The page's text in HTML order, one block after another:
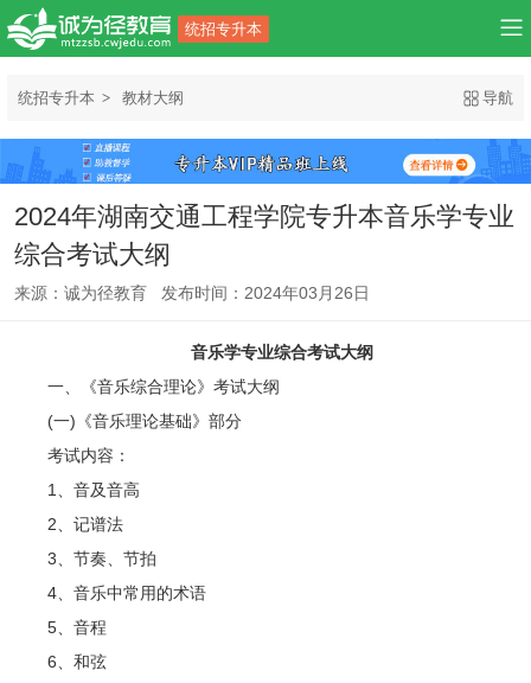
统招专升本
统招专升本 教材大纲 导航
2024年湖南交通工程学院专升本音乐学专业
综合考试大纲
来源：诚为径教育 发布时间：2024年03月26日
音乐学专业综合考试大纲
一、《音乐综合理论》考试大纲
(一)《音乐理论基础》部分
考试内容：
1、音及音高
2、记谱法
3、节奏、节拍
4、音乐中常用的术语
5、音程
6、和弦